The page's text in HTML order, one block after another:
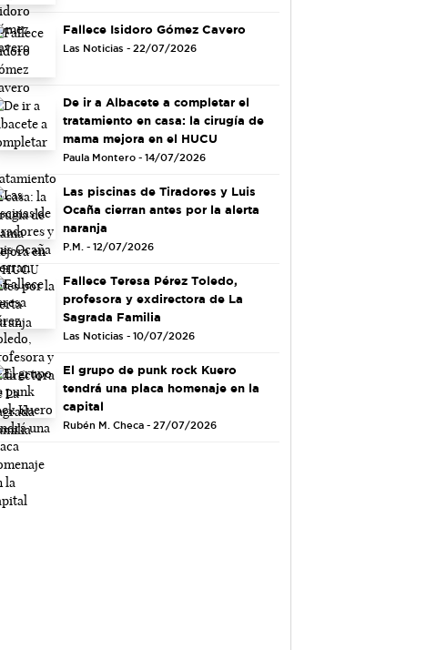
Fallece Isidoro Gómez Cavero
Las Noticias - 22/07/2026
De ir a Albacete a completar el
tratamiento en casa: la cirugía de
mama mejora en el HUCU
Paula Montero - 14/07/2026
Las piscinas de Tiradores y Luis
Ocaña cierran antes por la alerta
naranja
P.M. - 12/07/2026
Fallece Teresa Pérez Toledo,
profesora y exdirectora de La
Sagrada Familia
Las Noticias - 10/07/2026
El grupo de punk rock Kuero
tendrá una placa homenaje en la
capital
Rubén M. Checa - 27/07/2026